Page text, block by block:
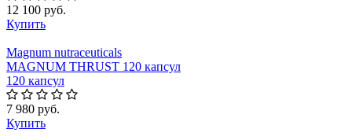
12 100 руб.
Купить
Magnum nutraceuticals
MAGNUM THRUST 120 капсул
120 капсул
7 980 руб.
Купить